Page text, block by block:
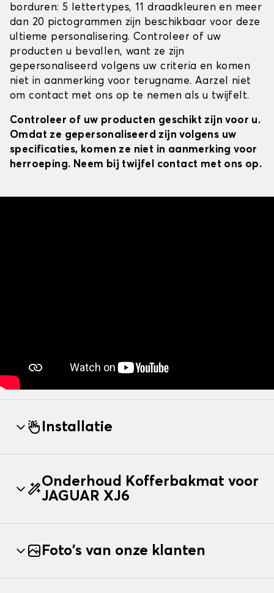
borduren: 5 lettertypes, 11 draadkleuren en meer
dan 20 pictogrammen zijn beschikbaar voor deze
ultieme personalisering. Controleer of uw
producten u bevallen, want ze zijn
gepersonaliseerd volgens uw criteria en komen
niet in aanmerking voor terugname. Aarzel niet
om contact met ons op te nemen als u twijfelt.
Controleer of uw producten geschikt zijn voor u.
Omdat ze gepersonaliseerd zijn volgens uw
specificaties, komen ze niet in aanmerking voor
herroeping. Neem bij twijfel contact met ons op.
Installatie
Onderhoud Kofferbakmat voor
JAGUAR XJ6
Foto's van onze klanten